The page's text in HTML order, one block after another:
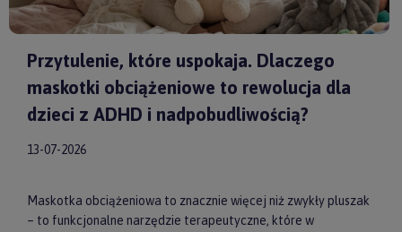
Przytulenie, które uspokaja. Dlaczego
maskotki obciążeniowe to rewolucja dla
dzieci z ADHD i nadpobudliwością?
13-07-2026
Maskotka obciążeniowa to znacznie więcej niż zwykły pluszak
– to funkcjonalne narzędzie terapeutyczne, które w